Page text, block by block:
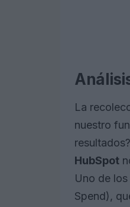
La
nuestro
HubSpot
Uno de
Spend),